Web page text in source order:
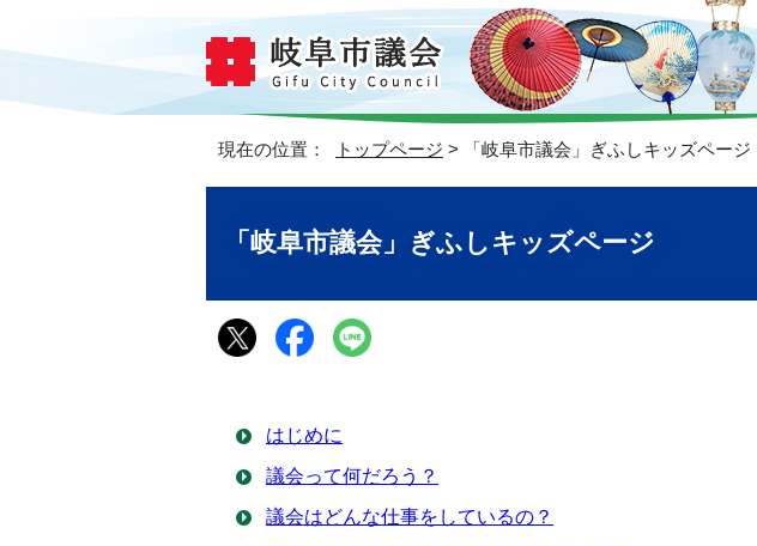
現在の位置： トップページ > 「岐阜市議会」ぎふしキッズページ
「岐阜市議会」ぎふしキッズページ
はじめに
議会って何だろう？
議会はどんな仕事をしているの？